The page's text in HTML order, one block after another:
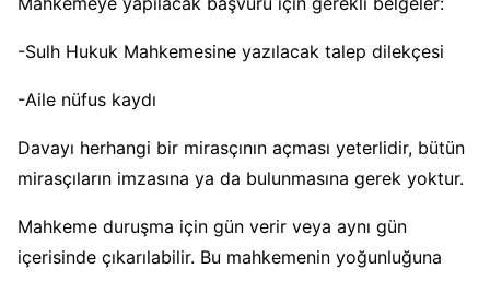
-Sulh Hukuk Mahkemesine yazılacak talep dilekçesi
-Aile nüfus kaydı
Davayı herhangi bir mirasçının açması yeterlidir, bütün
mirasçıların imzasına ya da bulunmasına gerek yoktur.
Mahkeme duruşma için gün verir veya aynı gün
içerisinde çıkarılabilir. Bu mahkemenin yoğunluğuna